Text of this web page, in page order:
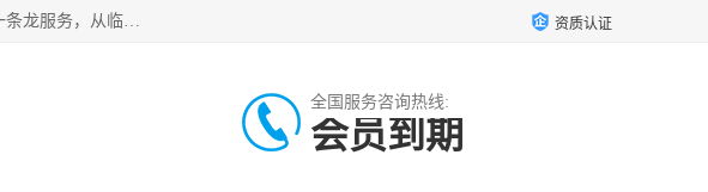
武汉生命之源文化有限公司，秉持着对生命的敬重与关怀，专注于殡葬服务领域。我们提供全方位的武汉殡葬一条龙服务，从临终关怀开始，到后事的妥善处理，每个环节都精心安排。专业团队严格依照规范，为逝者净身、穿衣，庄重地接运遗体，提供优质的遗体整理与妆扮服务。告别仪式策划、火化手续办理以及骨灰安置等事务，也都有专人协助。 资质认证
全国服务咨询热线:
会员到期